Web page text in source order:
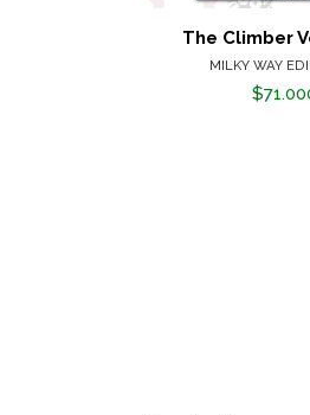
The Climber
MILKY WAY